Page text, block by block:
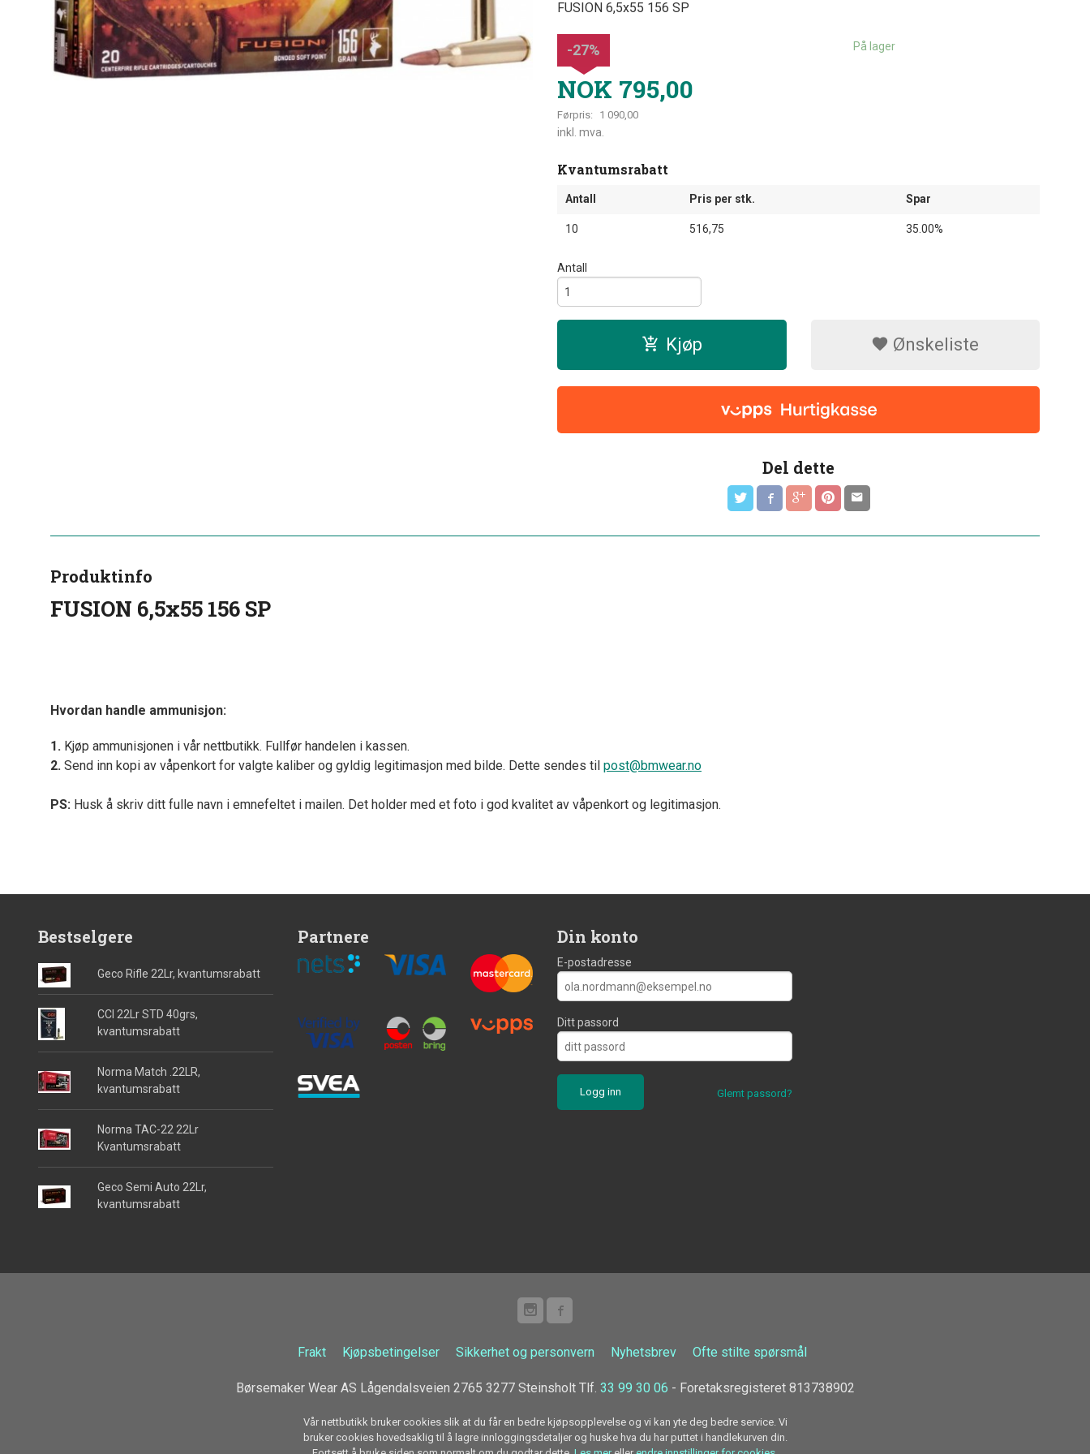
FUSION 6,5x55 156 SP
NOK 795,00
Førpris: 1 090,00
Rabatt
-27%
inkl. mva.
På lager
Kvantumsrabatt
Antall Pris per stk. Spar
10 516,75 35.00%
Antall
Kjøp Ønskeliste
Del dette
Produktinfo
FUSION 6,5x55 156 SP
Hvordan handle ammunisjon:
1. Kjøp ammunisjonen i vår nettbutikk. Fullfør handelen i kassen.
2. Send inn kopi av våpenkort for valgte kaliber og gyldig legitimasjon med bilde. Dette sendes til post@bmwear.no
PS: Husk å skriv ditt fulle navn i emnefeltet i mailen. Det holder med et foto i god kvalitet av våpenkort og legitimasjon.
Bestselgere
Geco Rifle 22Lr, kvantumsrabatt
CCI 22Lr STD 40grs,
kvantumsrabatt
Norma Match .22LR,
kvantumsrabatt
Norma TAC-22 22Lr
Kvantumsrabatt
Geco Semi Auto 22Lr,
kvantumsrabatt
Partnere Din konto
E-postadresse
Ditt passord
Glemt passord?
Frakt Kjøpsbetingelser Sikkerhet og personvern Nyhetsbrev Ofte stilte spørsmål
Børsemaker Wear AS Lågendalsveien 2765 3277 Steinsholt Tlf. 33 99 30 06 - Foretaksregisteret 813738902
Vår nettbutikk bruker cookies slik at du får en bedre kjøpsopplevelse og vi kan yte deg bedre service. Vi
bruker cookies hovedsaklig til å lagre innloggingsdetaljer og huske hva du har puttet i handlekurven din.